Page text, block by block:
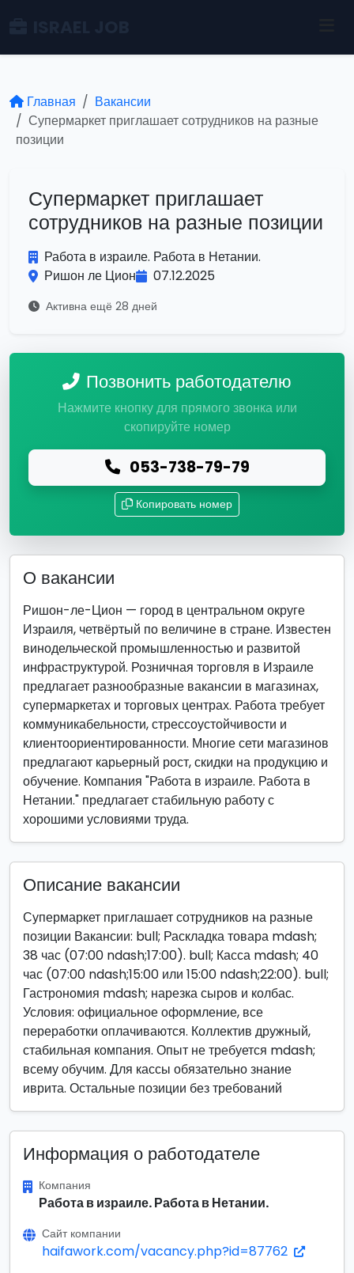
Главная
Вакансии
Супермаркет приглашает сотрудников на разные
позиции
Супермаркет приглашает
сотрудников на разные позиции
Работа в израиле. Работа в Нетании.
Ришон ле Цион
07.12.2025
Активна ещё 28 дней
Позвонить работодателю
Нажмите кнопку для прямого звонка или
скопируйте номер
053-738-79-79
Копировать номер
О вакансии
Ришон-ле-Цион — город в центральном округе
Израиля, четвёртый по величине в стране. Известен
винодельческой промышленностью и развитой
инфраструктурой. Розничная торговля в Израиле
предлагает разнообразные вакансии в магазинах,
супермаркетах и торговых центрах. Работа требует
коммуникабельности, стрессоустойчивости и
клиентоориентированности. Многие сети магазинов
предлагают карьерный рост, скидки на продукцию и
обучение. Компания "Работа в израиле. Работа в
Нетании." предлагает стабильную работу с
хорошими условиями труда.
Описание вакансии
Супермаркет приглашает сотрудников на разные
позиции Вакансии: bull; Раскладка товара mdash;
38 час (07:00 ndash;17:00). bull; Касса mdash; 40
час (07:00 ndash;15:00 или 15:00 ndash;22:00). bull;
Гастрономия mdash; нарезка сыров и колбас.
Условия: официальное оформление, все
переработки оплачиваются. Коллектив дружный,
стабильная компания. Опыт не требуется mdash;
всему обучим. Для кассы обязательно знание
иврита. Остальные позиции без требований
Информация о работодателе
Компания
Работа в израиле. Работа в Нетании.
Сайт компании
haifawork.com/vacancy.php?id=87762